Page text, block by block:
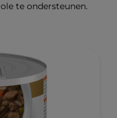
te ondersteunen.